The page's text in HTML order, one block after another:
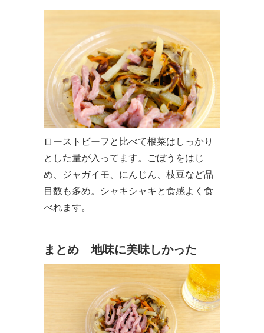
ローストビーフと比べて根菜はしっかり
とした量が入ってます。ごぼうをはじ
め、ジャガイモ、にんじん、枝豆など品
目数も多め。シャキシャキと食感よく食
べれます。
まとめ 地味に美味しかった